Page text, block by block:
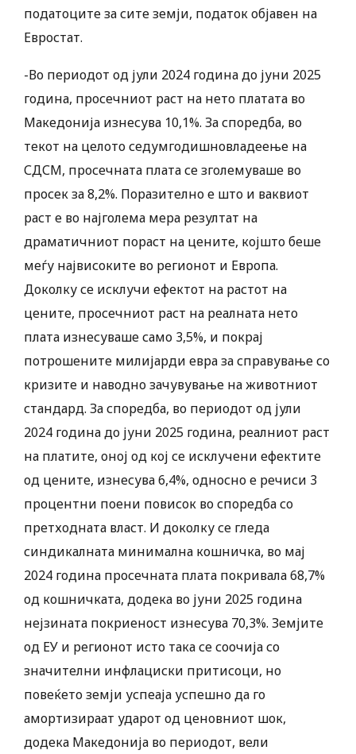
податоците за сите земји, податок објавен на
Евростат.
-Во периодот од јули 2024 година до јуни 2025
година, просечниот раст на нето платата во
Македонија изнесува 10,1%. За споредба, во
текот на целото седумгодишновладеење на
СДСМ, просечната плата се зголемуваше во
просек за 8,2%. Поразително е што и ваквиот
раст е во најголема мера резултат на
драматичниот пораст на цените, којшто беше
меѓу највисоките во регионот и Европа.
Доколку се исклучи ефектот на растот на
цените, просечниот раст на реалната нето
плата изнесуваше само 3,5%, и покрај
потрошените милијарди евра за справување со
кризите и наводно зачувување на животниот
стандард. За споредба, во периодот од јули
2024 година до јуни 2025 година, реалниот раст
на платите, оној од кој се исклучени ефектите
од цените, изнесува 6,4%, односно е речиси 3
процентни поени повисок во споредба со
претходната власт. И доколку се гледа
синдикалната минимална кошничка, во мај
2024 година просечната плата покривала 68,7%
од кошничката, додека во јуни 2025 година
нејзината покриеност изнесува 70,3%. Земјите
од ЕУ и регионот исто така се соочија со
значителни инфлациски притисоци, но
повеќето земји успеаја успешно да го
амортизираат ударот од ценовниот шок,
додека Македонија во периодот, вели